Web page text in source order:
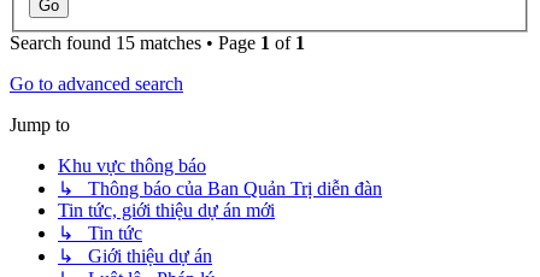
Search found 15 matches • Page 1 of 1
Go to advanced search
Jump to
Khu vực thông báo
↳ Thông báo của Ban Quản Trị diễn đàn
Tin tức, giới thiệu dự án mới
↳ Tin tức
↳ Giới thiệu dự án